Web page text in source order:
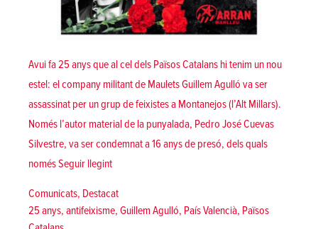
Avui fa 25 anys que al cel dels Països Catalans hi tenim un nou
estel: el company militant de Maulets Guillem Agulló va ser
assassinat per un grup de feixistes a Montanejos (l’Alt Millars).
Només l’autor material de la punyalada, Pedro José Cuevas
Silvestre, va ser condemnat a 16 anys de presó, dels quals
nomésSeguir llegint«Guillem Agulló: 25 anys amb tu!»
Posted in
Comunicats, Destacat
Tags:
25 anys, antifeixisme, Guillem Agulló, País Valencià, Països